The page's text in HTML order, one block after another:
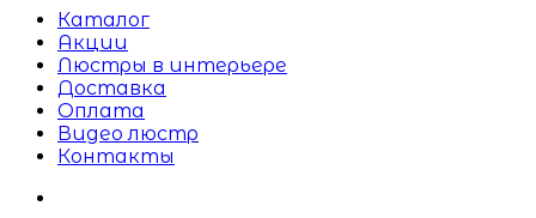
Каталог
Акции
Люстры в интерьере
Доставка
Оплата
Видео люстр
Контакты